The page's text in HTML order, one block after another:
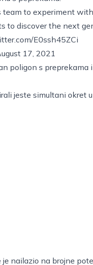
to experiment
to discover the next
E0ssh45ZCi
17, 2021
poligon s preprekama
jeste simultani okret
nailazio na brojne